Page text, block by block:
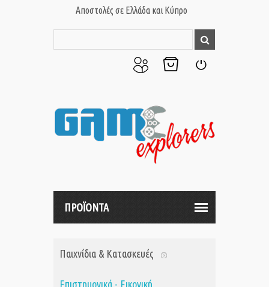
Αποστολές σε Ελλάδα και Κύπρο
μου
ΠΡΟΪΟΝΤΑ
Παιχνίδια & Κατασκευές
Επιστημονικά - Εικονική